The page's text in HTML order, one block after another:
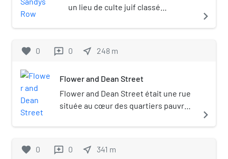
un lieu de culte juif classé
l'East End de Londres. C'est
synagogue ashkénaze de Londres.
navigate_next
favorite 0 reviews 0 near_me 248 m
Flower and Dean Street
Flower and Dean Street était une rue
située au cœur des quartiers pauvres
londonien.
navigate_next
favorite 0 reviews 0 near_me 341 m